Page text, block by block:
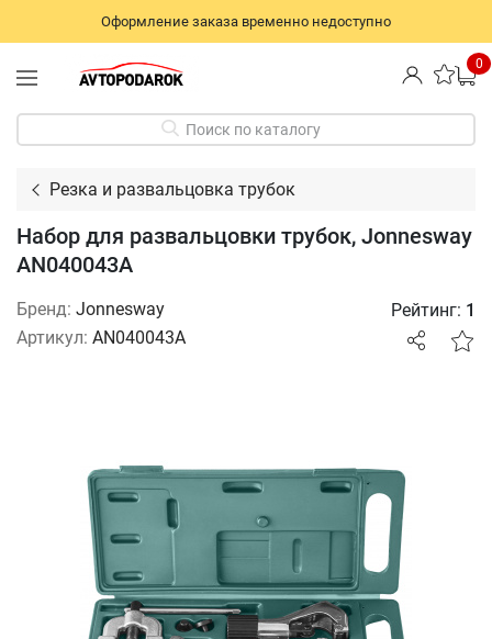
Оформление заказа временно недоступно
0
Поиск по каталогу
Резка и развальцовка трубок
Набор для развальцовки трубок, Jonnesway
AN040043A
Бренд: Jonnesway
Артикул: AN040043A
Рейтинг: 1